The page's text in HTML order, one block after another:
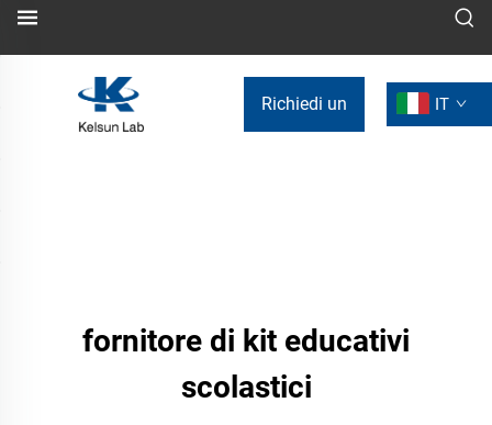
Richiedi un IT
fornitore di kit educativi
scolastici